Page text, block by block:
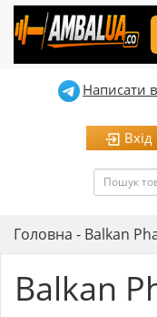
Написати
Вхід
Головна - Balkan
Balkan